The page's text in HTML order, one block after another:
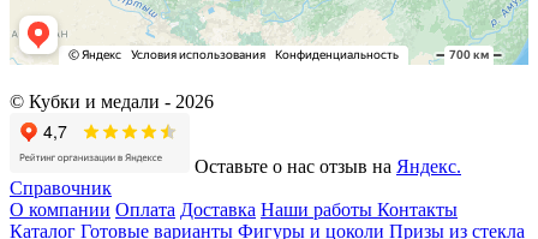
© Кубки и медали - 2026
Оставьте о нас отзыв на Яндекс.
Справочник
О компании Оплата Доставка Наши работы Контакты
Каталог Готовые варианты Фигуры и цоколи Призы из стекла